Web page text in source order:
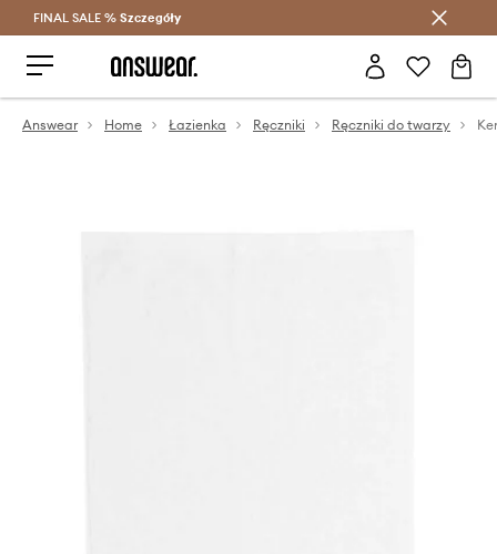
Oszczędzaj z Answear Club >
FINAL SALE % Szczegóły
Answear Home Łazienka Ręczniki Ręczniki do twarzy